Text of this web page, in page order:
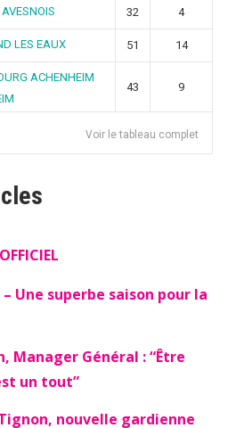
32 4
LES EAUX 51 14
ACHENHEIM
43 9
Voir le tableau complet
– Une superbe saison pour la
Manager Général : “Être
un tout”
nouvelle gardienne